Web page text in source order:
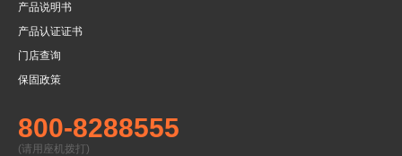
产品说明书
产品认证证书
门店查询
保固政策
800-8288555
(请用座机拨打)